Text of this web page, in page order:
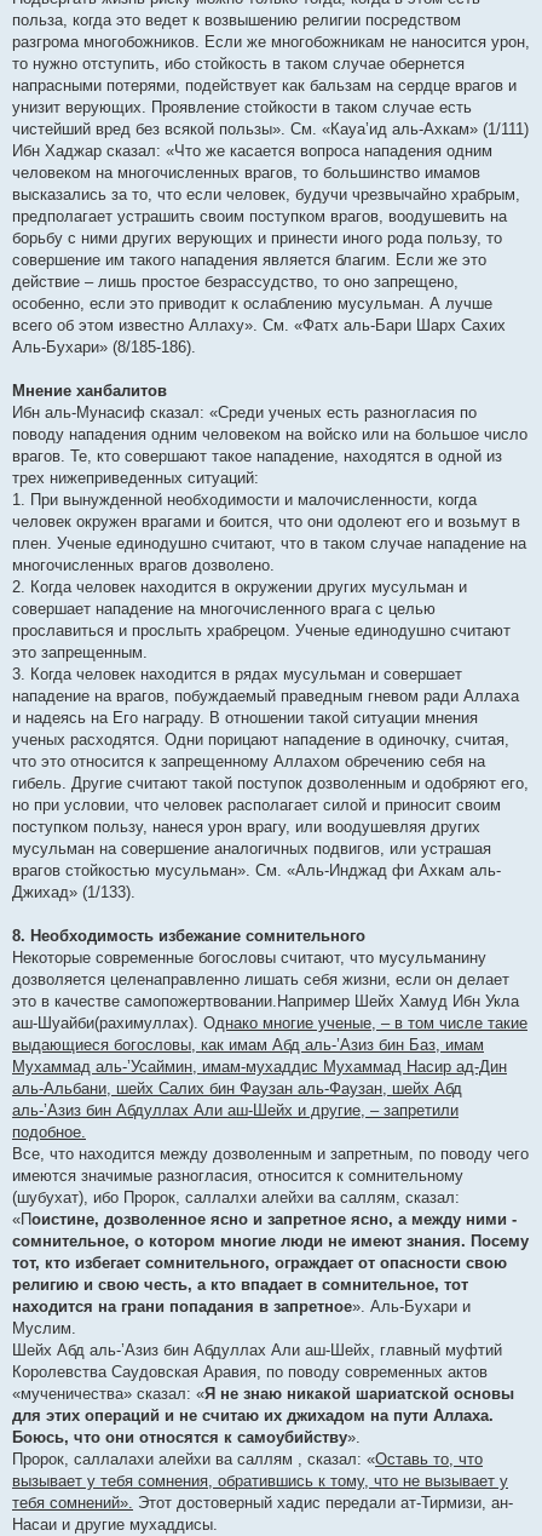
польза, когда это ведет к возвышению религии посредством
разгрома многобожников. Если же многобожникам не наносится урон,
то нужно отступить, ибо стойкость в таком случае обернется
напрасными потерями, подействует как бальзам на сердце врагов и
унизит верующих. Проявление стойкости в таком случае есть
чистейший вред без всякой пользы». См. «Кауа’ид аль-Ахкам» (1/111)
Ибн Хаджар сказал: «Что же касается вопроса нападения одним
человеком на многочисленных врагов, то большинство имамов
высказались за то, что если человек, будучи чрезвычайно храбрым,
предполагает устрашить своим поступком врагов, воодушевить на
борьбу с ними других верующих и принести иного рода пользу, то
совершение им такого нападения является благим. Если же это
действие – лишь простое безрассудство, то оно запрещено,
особенно, если это приводит к ослаблению мусульман. А лучше
всего об этом известно Аллаху». См. «Фатх аль-Бари Шарх Сахих
Аль-Бухари» (8/185-186).
Мнение ханбалитов
Ибн аль-Мунасиф сказал: «Среди ученых есть разногласия по
поводу нападения одним человеком на войско или на большое число
врагов. Те, кто совершают такое нападение, находятся в одной из
трех нижеприведенных ситуаций:
1. При вынужденной необходимости и малочисленности, когда
человек окружен врагами и боится, что они одолеют его и возьмут в
плен. Ученые единодушно считают, что в таком случае нападение на
многочисленных врагов дозволено.
2. Когда человек находится в окружении других мусульман и
совершает нападение на многочисленного врага с целью
прославиться и прослыть храбрецом. Ученые единодушно считают
это запрещенным.
3. Когда человек находится в рядах мусульман и совершает
нападение на врагов, побуждаемый праведным гневом ради Аллаха
и надеясь на Его награду. В отношении такой ситуации мнения
ученых расходятся. Одни порицают нападение в одиночку, считая,
что это относится к запрещенному Аллахом обречению себя на
гибель. Другие считают такой поступок дозволенным и одобряют его,
но при условии, что человек располагает силой и приносит своим
поступком пользу, нанеся урон врагу, или воодушевляя других
мусульман на совершение аналогичных подвигов, или устрашая
врагов стойкостью мусульман». См. «Аль-Инджад фи Ахкам аль-
Джихад» (1/133).
8. Необходимость избежание сомнительного
Некоторые современные богословы считают, что мусульманину
дозволяется целенаправленно лишать себя жизни, если он делает
это в качестве самопожертвовании.Например Шейх Хамуд Ибн Укла
аш-Шуайби(рахимуллах). Однако многие ученые, – в том числе такие
выдающиеся богословы, как имам Абд аль-’Азиз бин Баз, имам
Мухаммад аль-’Усаймин, имам-мухаддис Мухаммад Насир ад-Дин
аль-Альбани, шейх Салих бин Фаузан аль-Фаузан, шейх Абд
аль-’Азиз бин Абдуллах Али аш-Шейх и другие, – запретили
подобное.
Все, что находится между дозволенным и запретным, по поводу чего
имеются значимые разногласия, относится к сомнительному
(шубухат), ибо Пророк, саллалхи алейхи ва саллям, сказал:
«Поистине, дозволенное ясно и запретное ясно, а между ними -
сомнительное, о котором многие люди не имеют знания. Посему
тот, кто избегает сомнительного, ограждает от опасности свою
религию и свою честь, а кто впадает в сомнительное, тот
находится на грани попадания в запретное». Аль-Бухари и
Муслим.
Шейх Абд аль-’Азиз бин Абдуллах Али аш-Шейх, главный муфтий
Королевства Саудовская Аравия, по поводу современных актов
«мученичества» сказал: «Я не знаю никакой шариатской основы
для этих операций и не считаю их джихадом на пути Аллаха.
Боюсь, что они относятся к самоубийству».
Пророк, саллалахи алейхи ва саллям , сказал: «Оставь то, что
вызывает у тебя сомнения, обратившись к тому, что не вызывает у
тебя сомнений». Этот достоверный хадис передали ат-Тирмизи, ан-
Насаи и другие мухаддисы.